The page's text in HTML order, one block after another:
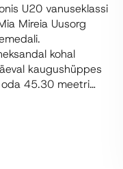
U20 vanuseklassi
Mireia Uusorg
kohal
kaugushüppes
45.30 meetri…